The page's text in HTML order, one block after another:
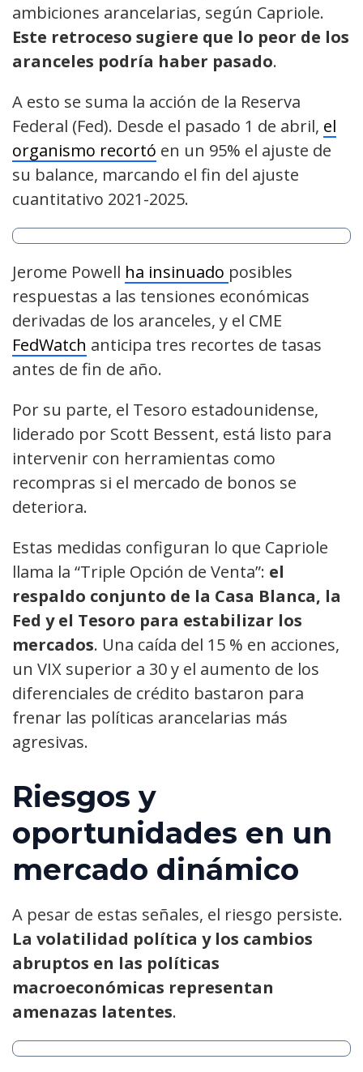
ambiciones arancelarias, según Capriole.
Este retroceso sugiere que lo peor de los
aranceles podría haber pasado.
A esto se suma la acción de la Reserva
Federal (Fed). Desde el pasado 1 de abril, el
organismo recortó en un 95% el ajuste de
su balance, marcando el fin del ajuste
cuantitativo 2021-2025.
Jerome Powell ha insinuado posibles
respuestas a las tensiones económicas
derivadas de los aranceles, y el CME
FedWatch anticipa tres recortes de tasas
antes de fin de año.
Por su parte, el Tesoro estadounidense,
liderado por Scott Bessent, está listo para
intervenir con herramientas como
recompras si el mercado de bonos se
deteriora.
Estas medidas configuran lo que Capriole
llama la “Triple Opción de Venta”: el
respaldo conjunto de la Casa Blanca, la
Fed y el Tesoro para estabilizar los
mercados. Una caída del 15 % en acciones,
un VIX superior a 30 y el aumento de los
diferenciales de crédito bastaron para
frenar las políticas arancelarias más
agresivas.
Riesgos y
oportunidades en un
mercado dinámico
A pesar de estas señales, el riesgo persiste.
La volatilidad política y los cambios
abruptos en las políticas
macroeconómicas representan
amenazas latentes.